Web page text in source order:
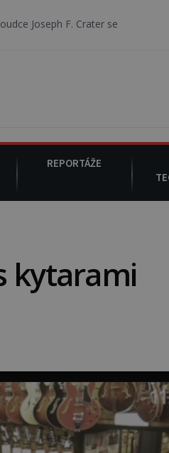
Crater se 6. srpna 1930
REPORTÁŽE
kytarami